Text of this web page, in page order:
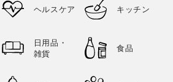
ヘルスケア キッチン
日用品・
雑貨
食品